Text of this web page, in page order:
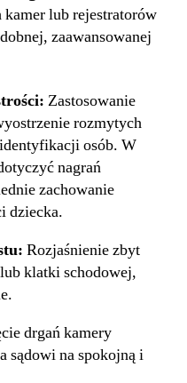
lub rejestratorów
zaawansowanej
Zastosowanie
rozmytych
osób. W
nagrań
zachowanie
dziecka.
Rozjaśnienie zbyt
klatki schodowej,
drgań kamery
sądowi na spokojną i